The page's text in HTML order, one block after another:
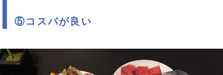
⑤コスパが良い